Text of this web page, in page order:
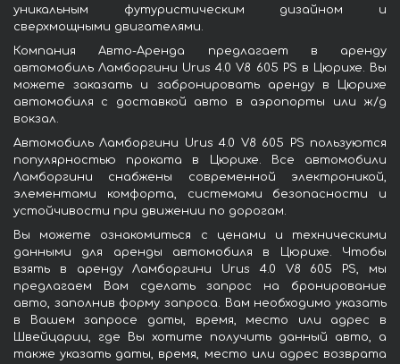
уникальным футуристическим дизайном и
сверхмощными двигателями.
Компания Авто-Аренда предлагает в аренду
автомобиль Ламборгини Urus 4.0 V8 605 PS в Цюрихе. Вы
можете заказать и забронировать аренду в Цюрихе
автомобиля с доставкой авто в аэропорты или ж/д
вокзал.
Автомобиль Ламборгини Urus 4.0 V8 605 PS пользуются
популярностью проката в Цюрихе. Все автомобили
Ламборгини снабжены современной электроникой,
элементами комфорта, системами безопасности и
устойчивости при движении по дорогам.
Вы можете ознакомиться с ценами и техническими
данными для аренды автомобиля в Цюрихе. Чтобы
взять в аренду Ламборгини Urus 4.0 V8 605 PS, мы
предлагаем Вам сделать запрос на бронирование
авто, заполнив форму запроса. Вам необходимо указать
в Вашем запросе даты, время, место или адрес в
Швейцарии, где Вы хотите получить данный авто, а
также указать даты, время, место или адрес возврата